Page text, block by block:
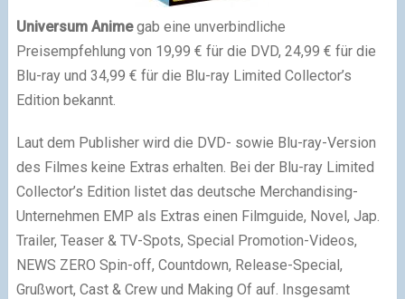
Universum Animegab eine unverbindliche
Preisempfehlung von 19,99 € für die DVD, 24,99 € für die
Blu-ray und 34,99 € für die Blu-ray Limited Collector’s
Edition bekannt.
Laut dem Publisher wird die DVD- sowie Blu-ray-Version
des Filmes keine Extras erhalten. Bei der Blu-ray Limited
Collector’s Edition listet das deutsche Merchandising-
Unternehmen EMP als Extras einen Filmguide, Novel, Jap.
Trailer, Teaser & TV-Spots, Special Promotion-Videos,
NEWS ZERO Spin-off, Countdown, Release-Special,
Grußwort, Cast & Crew und Making Of auf. Insgesamt